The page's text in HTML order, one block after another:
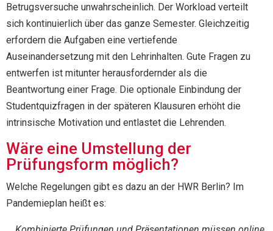
Betrugsversuche unwahrscheinlich. Der Workload verteilt
sich kontinuierlich über das ganze Semester. Gleichzeitig
erfordern die Aufgaben eine vertiefende
Auseinandersetzung mit den Lehrinhalten. Gute Fragen zu
entwerfen ist mitunter herausfordernder als die
Beantwortung einer Frage. Die optionale Einbindung der
Studentquizfragen in der späteren Klausuren erhöht die
intrinsische Motivation und entlastet die Lehrenden.
Wäre eine Umstellung der
Prüfungsform möglich?
Welche Regelungen gibt es dazu an der HWR Berlin? Im
Pandemieplan heißt es: